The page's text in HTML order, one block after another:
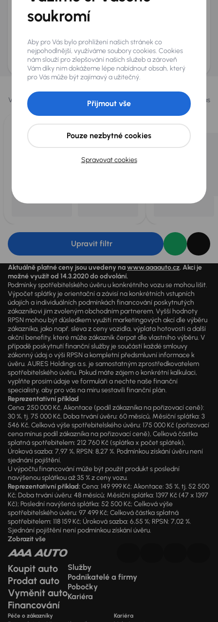
Přeji si dostávat informace o atraktivních slevových
nabídkách
AURES Holdings a.s., se sídlem Dopraváků 874/15, Čimice, 184 00 Praha 8 bude
uchovávat a zpracovávat vaše osobní údaje v souladu se zásadami ochrany a
zpracováníosobních údajů.
Vybrali jsme pro vás
Vybíráme pro vás ty nejlepší vozy
z naší nabídky. Každý den pro vás
vykoupíme až 400 vozů
Upravit filtr
Aktuálně platné ceny jsou uvedeny nawww.aaaauto.cz. Akci je
možné využít od 14.3.2020 do odvolání.
Podmínky spotřebitelského úvěru u konkrétního vozu se mohou lišit.
Výpočet splátky je orientační a závisí na konkrétních vstupních
údajích a individuálních podmínkách financování poskytnutých
zákazníkovi jim zvoleným obchodním partnerem. Vyšší hodnoty
RPSN mohou být důsledkem využití marketingových akcí dle výběru
zákazníka, jako např. sleva z ceny vozidla, výplata hotovosti a další
akční benefity, které může zákazník čerpat dle vlastního výběru. V
případě poskytnutí finanční služby je součástí každé smlouvy
zákonný údaj o výši RPSN a kompletní předsmluvní informace k
úvěru. AURES Holdings a.s. je samostatným zprostředkovatelem
spotřebitelského úvěru. Pokud máte zájem o konkrétní kalkulaci,
vyplňte prosím údaje ve formuláři a nechte naše finanční
specialisty, aby pro vás na míru sestavili finanční plán.
Reprezentativní příklad
Cena: 250 000 Kč, Akontace (podíl zákazníka na pořizovací ceně):
30 %, tj. 75 000 Kč, Doba trvání úvěru: 60 měsíců, Měsíční splátka: 3
546 Kč, Celková výše spotřebitelského úvěru: 175 000 Kč (pořizovací
cena mínus podíl zákazníka na pořizovací ceně), Celková částka
splatná spotřebitelem: 212 760 Kč (splátka x počet splátek),
Úroková sazba: 7,97 %, RPSN: 8,27 %. Podmínkou získání úvěru není
sjednání pojištění.
U výpočtu financování může být použit produkt s poslední
navýšenou splátkou až 35 % z ceny vozu.
Reprezentativní příklad:Cena: 149 999 Kč; Akontace: 35 %, tj. 52 500
Kč; Doba trvání úvěru: 48 měsíců; Měsíční splátka: 1397 Kč (47 x 1397
Kč); Poslední navýšená splátka: 52 500 Kč; Celková výše
spotřebitelského úvěru: 97 499 Kč; Celková částka splatná
spotřebitelem: 118 159 Kč; Úroková sazba: 6,55 %; RPSN: 7,02 %.
Sjednání pojištění není podmínkou získání úvěru.
Zobrazit vše
Koupit auto
Prodat auto
Vyměnit auto
Financování
Služby
Podnikatelé a firmy
Pobočky
Kariéra
Péče o zákazníky Kariéra
soukromí
Aby pro Vás bylo prohlížení našich stránek co
nejpohodlnější, využíváme soubory cookies. Cookies
nám slouží pro zlepšování našich služeb a zároveň
Vám díky nim dokážeme lépe nabídnout obsah, který
pro Vás může být zajímavý a užitečný.
Spravovat cookies
Pouze nezbytné cookies
Přijmout vše